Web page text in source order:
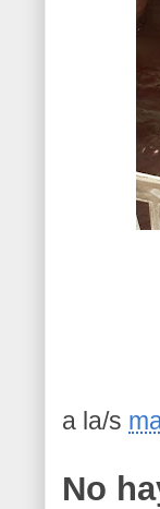
a la/s
No